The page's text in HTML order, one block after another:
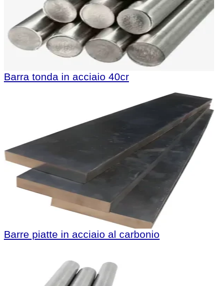
Barra tonda in acciaio 40cr
Barre piatte in acciaio al carbonio